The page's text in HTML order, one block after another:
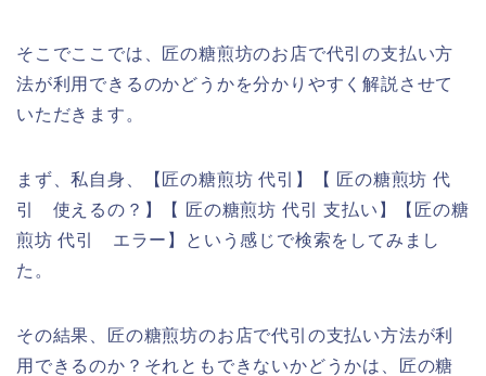
そこでここでは、匠の糖煎坊のお店で代引の支払い方
法が利用できるのかどうかを分かりやすく解説させて
いただきます。
まず、私自身、【匠の糖煎坊 代引】【 匠の糖煎坊 代
引 使えるの？】【 匠の糖煎坊 代引 支払い】【匠の糖
煎坊 代引 エラー】という感じで検索をしてみまし
た。
その結果、匠の糖煎坊のお店で代引の支払い方法が利
用できるのか？それともできないかどうかは、匠の糖